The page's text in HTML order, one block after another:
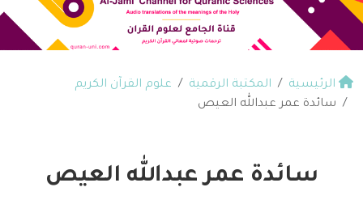
الرئيسية المكتبة الرقمية
علوم القرآن الكريم
سائدة عمر عبدالله العيص
سائدة عمر عبدالله العيص